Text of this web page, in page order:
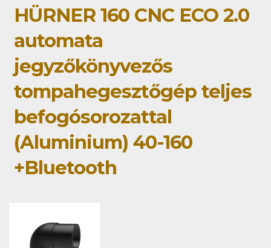
HÜRNER 160 CNC ECO 2.0
automata
jegyzőkönyvezős
tompahegesztőgép teljes
befogósorozattal
(Aluminium) 40-160
+Bluetooth